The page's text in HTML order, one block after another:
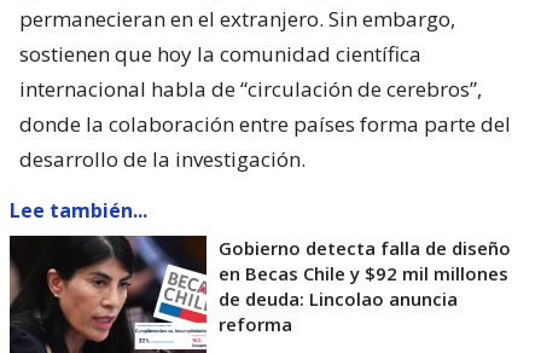
permanecieran en el extranjero. Sin embargo,
sostienen que hoy la comunidad científica
internacional habla de “circulación de cerebros”,
donde la colaboración entre países forma parte del
desarrollo de la investigación.
Lee también...
Gobierno detecta falla de diseño
en Becas Chile y $92 mil millones
de deuda: Lincolao anuncia
reforma